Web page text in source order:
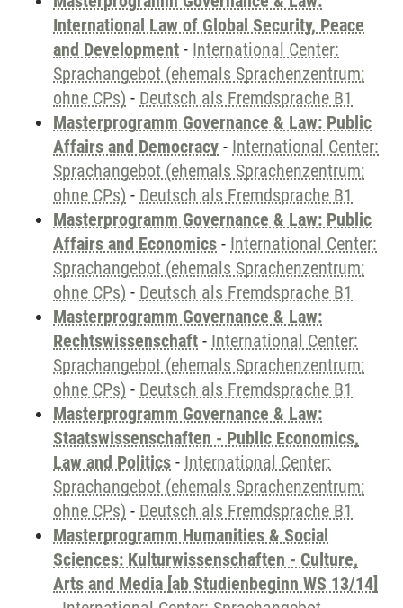
International Law of Global Security, Peace
and Development - International Center:
Sprachangebot (ehemals Sprachenzentrum;
ohne CPs) - Deutsch als Fremdsprache B1
Masterprogramm Governance & Law: Public
Affairs and Democracy - International Center:
Sprachangebot (ehemals Sprachenzentrum;
ohne CPs) - Deutsch als Fremdsprache B1
Masterprogramm Governance & Law: Public
Affairs and Economics - International Center:
Sprachangebot (ehemals Sprachenzentrum;
ohne CPs) - Deutsch als Fremdsprache B1
Masterprogramm Governance & Law:
Rechtswissenschaft - International Center:
Sprachangebot (ehemals Sprachenzentrum;
ohne CPs) - Deutsch als Fremdsprache B1
Masterprogramm Governance & Law:
Staatswissenschaften - Public Economics,
Law and Politics - International Center:
Sprachangebot (ehemals Sprachenzentrum;
ohne CPs) - Deutsch als Fremdsprache B1
Masterprogramm Humanities & Social
Sciences: Kulturwissenschaften - Culture,
Arts and Media [ab Studienbeginn WS 13/14]